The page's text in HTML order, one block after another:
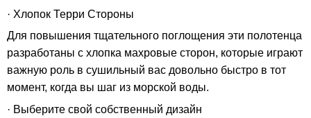
· Хлопок Терри Стороны
Для повышения тщательного поглощения эти полотенца
разработаны с хлопка махровые сторон, которые играют
важную роль в сушильный вас довольно быстро в тот
момент, когда вы шаг из морской воды.
· Выберите свой собственный дизайн